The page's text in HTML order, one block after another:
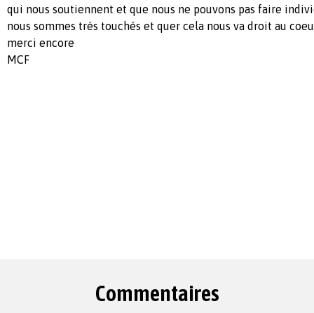
qui nous soutiennent et que nous ne pouvons pas faire
nous sommes très touchés et quer cela nous va droit au
merci encore
MCF
Commentaires